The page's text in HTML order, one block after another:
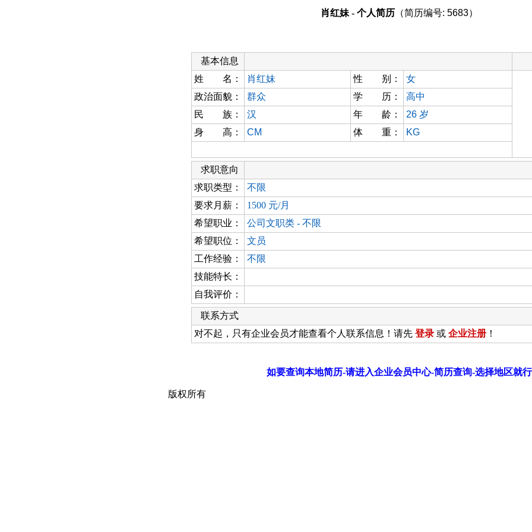
肖红妹 - 个人简历（简历编号: 5683）
基本信息
姓 名：
肖红妹 性 别：
女
政治面貌：
群众 学 历：
高中
民 族：
汉 年 龄： 26 岁
身 高：
CM 体 重： KG
求职意向
求职类型：
不限
要求月薪：
1500 元/月
希望职业：
公司文职类 - 不限
希望职位：
文员
工作经验：
不限
技能特长：
自我评价：
联系方式
对不起，只有企业会员才能查看个人联系信息！请先 登录 或 企业注册 ！
如要查询本地简历-请进入企业会员中心-简历查询-选择地区就行
版权所有